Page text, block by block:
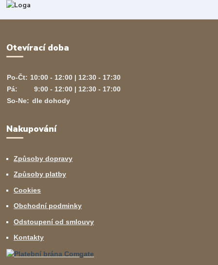
Otevírací doba
Po-Čt: 10:00 - 12:00 | 12:30 - 17:30
Pá:
9:00 - 12:00 | 12:30 - 17:00
So-Ne: dle dohody
Nakupování
Způsoby dopravy
Způsoby platby
Cookies
Obchodní podminky
Odstoupení od smlouvy
Kontakty